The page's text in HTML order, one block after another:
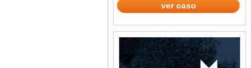
ver caso